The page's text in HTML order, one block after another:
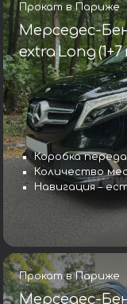
Прокат в Париже
Мерседес-
extra Long
Коробка
Количество
Навигация –
Прокат в Париже
Мерседес-